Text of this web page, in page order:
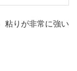
粘りが非常に強い